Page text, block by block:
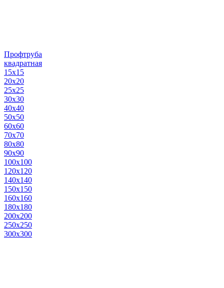
Профтруба
квадратная
15х15
20х20
25х25
30х30
40х40
50х50
60х60
70х70
80х80
90х90
100х100
120х120
140х140
150х150
160х160
180х180
200х200
250х250
300х300